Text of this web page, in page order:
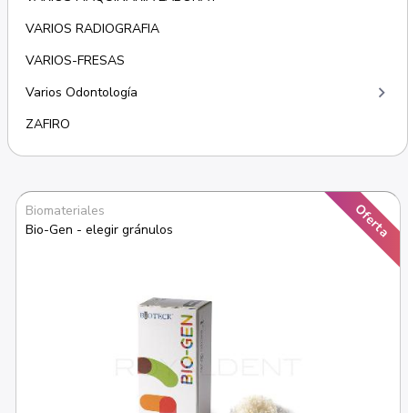
VARIOS RADIOGRAFIA
VARIOS-FRESAS
Varios Odontología
keyboard_arrow_right
ZAFIRO
Oferta
Biomateriales
Bio-Gen - elegir gránulos